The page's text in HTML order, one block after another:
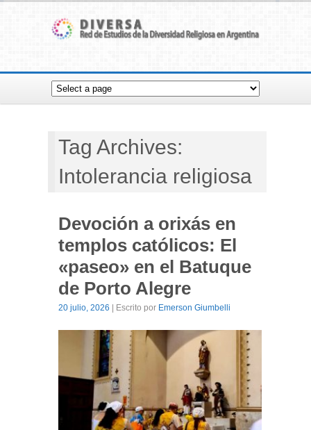
Tag Archives:
Intolerancia religiosa
Devoción a orixás en
templos católicos: El
«paseo» en el Batuque
de Porto Alegre
20 julio, 2026 | Escrito por Emerson Giumbelli